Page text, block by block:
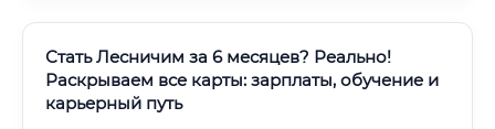
Стать Лесничим за 6 месяцев? Реально!
Раскрываем все карты: зарплаты, обучение и
карьерный путь